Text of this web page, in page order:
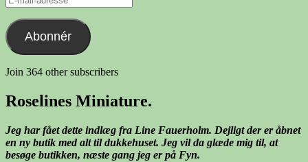
mail-
adresse
Abonnér
Join 364 other subscribers
Roselines Miniature.
Jeg har fået dette indlæg fra Line Fauerholm. Dejligt der er åbnet
en ny butik med alt til dukkehuset. Jeg vil da glæde mig til, at
besøge butikken, næste gang jeg er på Fyn.